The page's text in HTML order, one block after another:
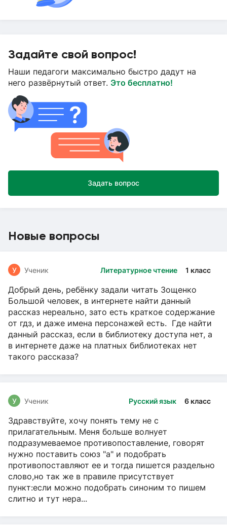
Задайте свой вопрос!
Наши педагоги максимально быстро дадут на
него развёрнутый ответ. Это бесплатно!
Задать вопрос
Новые вопросы
Литературное чтение 1 класс
У Ученик
Добрый день, ребёнку задали читать Зощенко
Большой человек, в интернете найти данный
рассказ нереально, зато есть краткое содержание
от гдз, и даже имена персонажей есть. Где найти
данный рассказ, если в библиотеку доступа нет, а
в интернете даже на платных библиотеках нет
такого рассказа?
Русский язык 6 класс
У Ученик
Здравствуйте, хочу понять тему не с
прилагательным. Меня больше волнует
подразумеваемое противопоставление, говорят
нужно поставить союз "а" и подобрать
противопоставляют ее и тогда пишется раздельно
слово,но так же в правиле присутствует
пункт:если можно подобрать синоним то пишем
слитно и тут нера...